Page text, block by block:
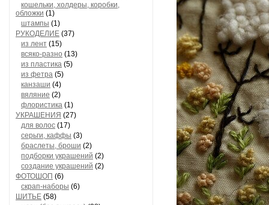
кошельки, холдеры, коробки,
обложки (1)
штампы (1)
РУКОДЕЛИЕ (37)
из лент (15)
всяко-разно (13)
из пластика (5)
из фетра (5)
канзаши (4)
вяляние (2)
флористика (1)
УКРАШЕНИЯ (27)
для волос (17)
серьги, каффы (3)
браслеты, броши (2)
подборки украшений (2)
создание украшений (2)
ФОТОШОП (6)
скрап-наборы (6)
ШИТЬЕ (58)